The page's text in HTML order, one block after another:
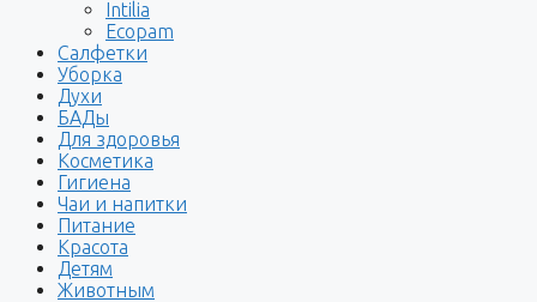
Intilia
Ecopam
Салфетки
Уборка
Духи
БАДы
Для здоровья
Косметика
Гигиена
Чаи и напитки
Питание
Красота
Детям
Животным